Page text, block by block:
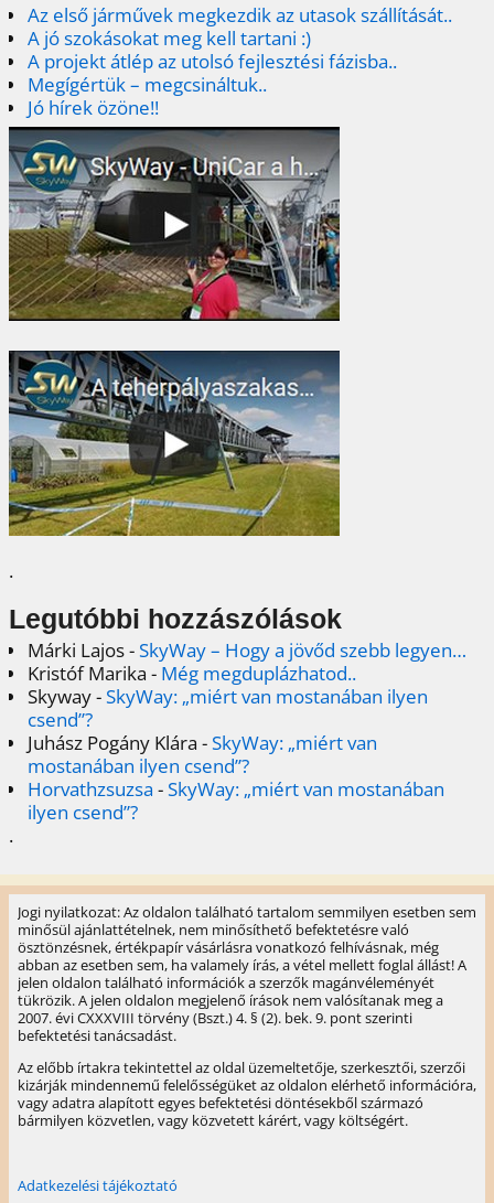
Az első járművek megkezdik az utasok szállítását..
A jó szokásokat meg kell tartani :)
A projekt átlép az utolsó fejlesztési fázisba..
Megígértük – megcsináltuk..
Jó hírek özöne!!
.
Legutóbbi hozzászólások
Márki Lajos-SkyWay – Hogy a jövőd szebb legyen…
Kristóf Marika - Még megduplázhatod..
Skyway-SkyWay: „miért van mostanában ilyen
csend”?
Juhász Pogány Klára -SkyWay: „miért van
mostanában ilyen csend”?
Horvathzsuzsa -SkyWay: „miért van mostanában
ilyen csend”?
.
Jogi nyilatkozat: Az oldalon található tartalom semmilyen esetben sem
minősül ajánlattételnek, nem minősíthető befektetésre való
ösztönzésnek, értékpapír vásárlásra vonatkozó felhívásnak, még
abban az esetben sem, ha valamely írás, a vétel mellett foglal állást! A
jelen oldalon található információk a szerzők magánvéleményét
tükrözik. A jelen oldalon megjelenő írások nem valósítanak meg a
2007. évi CXXXVIII törvény (Bszt.) 4. § (2). bek. 9. pont szerinti
befektetési tanácsadást.
Az előbb írtakra tekintettel az oldal üzemeltetője, szerkesztői, szerzői
kizárják mindennemű felelősségüket az oldalon elérhető információra,
vagy adatra alapított egyes befektetési döntésekből származó
bármilyen közvetlen, vagy közvetett kárért, vagy költségért.
Adatkezelési tájékoztató